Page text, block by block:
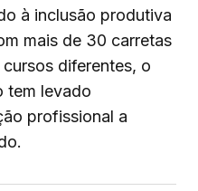
à inclusão produtiva
mais de 30 carretas
diferentes, o
tem levado
profissional a